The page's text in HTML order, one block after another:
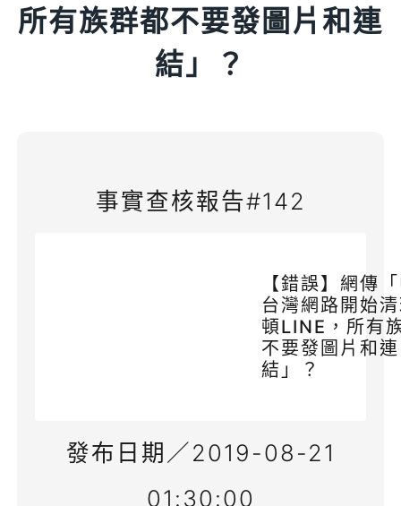
所有族群都不要發圖片和連
結」？
事實查核報告#142
【錯誤】網傳
台灣網路開始
頓LINE，所有
不要發圖片和連
結」？
發布日期／2019-08-21
01:30:00